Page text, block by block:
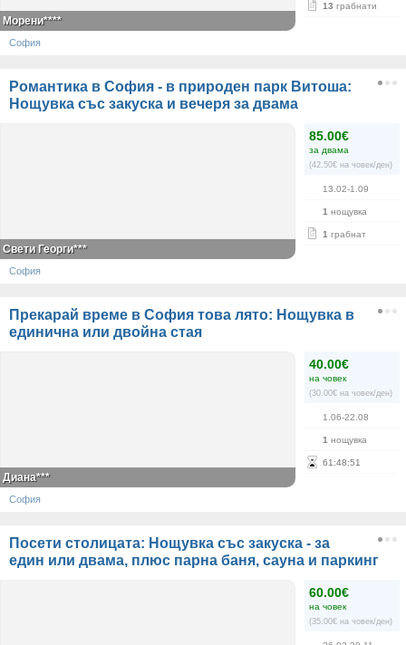
13 грабнати
Морени****
София
Романтика в София - в природен парк Витоша:
Нощувка със закуска и вечеря за двама
85.00€
за двама
(42.50€ на човек/ден)
13.02-1.09
1 нощувка
1 грабнат
Свети Георги***
София
Прекарай време в София това лято: Нощувка в
единична или двойна стая
40.00€
на човек
(30.00€ на човек/ден)
1.06-22.08
1 нощувка
61 :48:50
Диана***
София
Посети столицата: Нощувка със закуска - за
един или двама, плюс парна баня, сауна и паркинг
60.00€
на човек
(35.00€ на човек/ден)